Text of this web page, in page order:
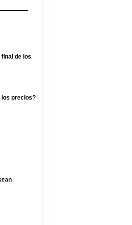
de los
los precios?